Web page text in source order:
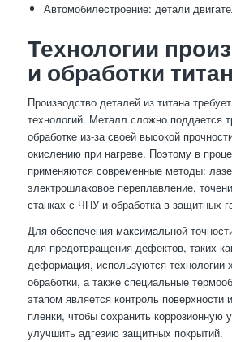
Автомобилестроение: детали
Технологии
и обработки
Производство деталей из титана
технологий. Металл сложно поддается
обработке из-за своей высокой
окислению при нагреве. Поэтому в
применяются современные методы:
электрошлаковое переплавление,
станках с ЧПУ и обработка в защитных
Для обеспечения максимальной
для предотвращения дефектов, таких
деформация, используются технологии
обработки, а также специальные
этапом является контроль поверхности
пленки, чтобы сохранить коррозионную
улучшить адгезию защитных покрытий.